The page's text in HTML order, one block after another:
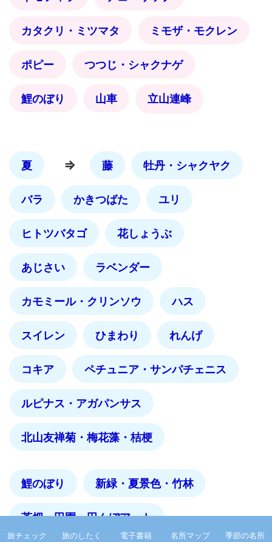
カタクリ・ミツマタ ミモザ・モクレン
ポピー つつじ・シャクナゲ
鯉のぼり 山車 立山連峰
夏 ⇒ 藤 牡丹・シャクヤク
バラ かきつばた ユリ
ヒトツバタゴ 花しょうぶ
あじさい ラベンダー
カモミール・クリンソウ ハス
スイレン ひまわり れんげ
コキア ペチュニア・サンパチェニス
ルピナス・アガパンサス
北山友禅菊・梅花藻・桔梗
鯉のぼり 新緑・夏景色・竹林
茶畑・田園・田んぼアート
旅チェック 旅のしたく 電子書籍 名所マップ 季節の名所